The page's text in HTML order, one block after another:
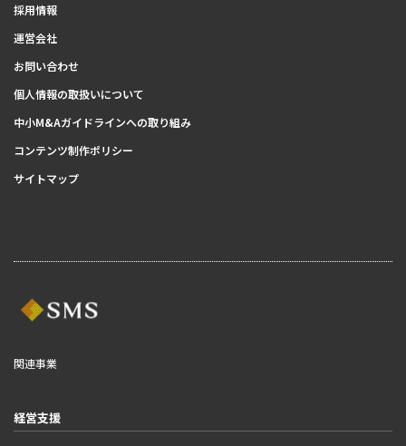
採用情報
運営会社
お問い合わせ
個人情報の取扱いについて
中小M&Aガイドラインへの取り組み
コンテンツ制作ポリシー
サイトマップ
関連事業
経営支援